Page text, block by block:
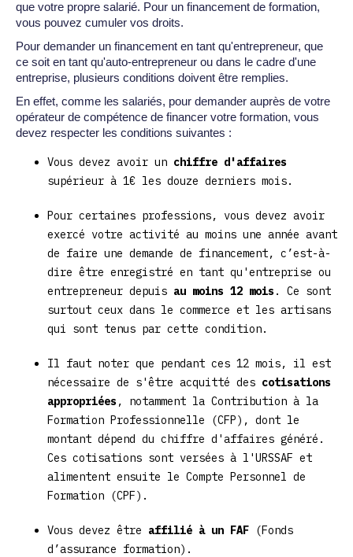
que votre propre salarié. Pour un financement de formation,
vous pouvez cumuler vos droits.
Pour demander un financement en tant qu'entrepreneur, que
ce soit en tant qu'auto-entrepreneur ou dans le cadre d'une
entreprise, plusieurs conditions doivent être remplies.
En effet, comme les salariés, pour demander auprès de votre
opérateur de compétence de financer votre formation, vous
devez respecter les conditions suivantes :
Vous devez avoir un chiffre d'affaires
supérieur à 1€ les douze derniers mois.
Pour certaines professions, vous devez avoir
exercé votre activité au moins une année avant
de faire une demande de financement, c’est-à-
dire être enregistré en tant qu'entreprise ou
entrepreneur depuis au moins 12 mois . Ce sont
surtout ceux dans le commerce et les artisans
qui sont tenus par cette condition.
Il faut noter que pendant ces 12 mois, il est
nécessaire de s'être acquitté des cotisations
appropriées , notamment la Contribution à la
Formation Professionnelle (CFP), dont le
montant dépend du chiffre d'affaires généré.
Ces cotisations sont versées à l'URSSAF et
alimentent ensuite le Compte Personnel de
Formation (CPF).
Vous devez être affilié à un FAF (Fonds
d’assurance formation).